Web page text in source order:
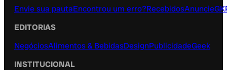
Envie sua pautaEncontrou um erro?RecebidosAnuncie
EDITORIAS
NegóciosAlimentos & BebidasDesignPublicidadeGeek
INSTITUCIONAL